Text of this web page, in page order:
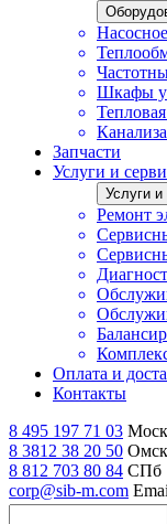
Шкафы
Запчасти
Услуги и
Услуги и
Ремонт
Оплата и
Контакты
8 495 197 71 03
8 3812 38 20 50 Омск
8 812 703 80 84 СПб
corp@sib-m.com